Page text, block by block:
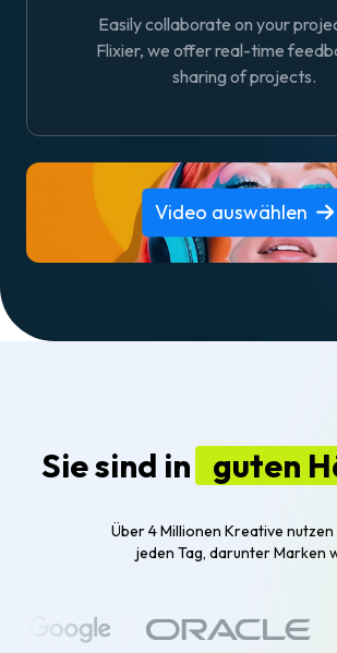
Easily collaborate on your
Flixier, we offer real-time
sharing of projects.
Video auswählen
Sie sind in guten
Über 4 Millionen Kreative nutzen
jeden Tag, darunter Marken